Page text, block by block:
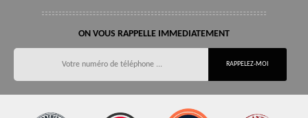
ON VOUS RAPPELLE IMMEDIATEMENT